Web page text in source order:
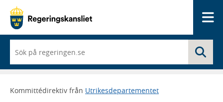
du
börjar
skriva
framträder
Kommittédirektiv från Utrikesdepartementet